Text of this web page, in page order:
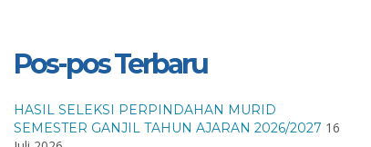
Pos-pos Terbaru
HASIL SELEKSI PERPINDAHAN MURID
SEMESTER GANJIL TAHUN AJARAN 2026/2027 16